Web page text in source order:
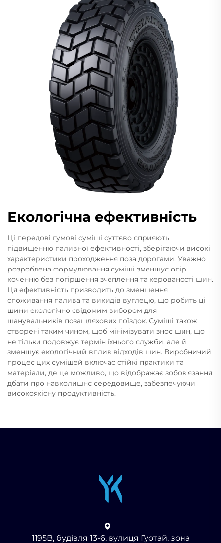
Екологічна ефективність
Ці передові гумові суміші суттєво сприяють
підвищенню паливної ефективності, зберігаючи високі
характеристики проходження поза дорогами. Уважно
розроблена формулювання суміші зменшує опір
коченню без погіршення зчеплення та керованості шин.
Ця ефективність призводить до зменшення
споживання палива та викидів вуглецю, що робить ці
шини екологічно свідомим вибором для
шанувальників позашляхових поїздок. Суміші також
створені таким чином, щоб мінімізувати знос шин, що
не тільки подовжує термін їхнього служби, але й
зменшує екологічний вплив відходів шин. Виробничий
процес цих сумішей включає стійкі практики та
матеріали, де це можливо, що відображає зобов'язання
дбати про навколишнє середовище, забезпечуючи
високоякісну продуктивність.
1195B, будівля 13-6, вулиця Гуотай, зона